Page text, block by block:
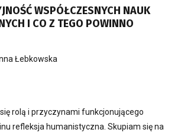
WSPÓŁCZESNYCH NAUK
I CO Z TEGO POWINNO
Łebkowska
rolą i przyczynami funkcjonującego
refleksja humanistyczna. Skupiam się na